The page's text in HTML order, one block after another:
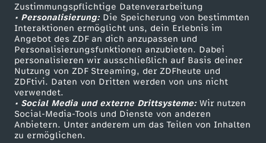
Zustimmungspflichtige Datenverarbeitung
• Personalisierung:Die Speicherung von bestimmten
Interaktionen ermöglicht uns, dein Erlebnis im
Angebot des ZDF an dich anzupassen und
Personalisierungsfunktionen anzubieten. Dabei
personalisieren wir ausschließlich auf Basis deiner
Nutzung von ZDF Streaming, der ZDFheute und
ZDFtivi. Daten von Dritten werden von uns nicht
verwendet.
• Social Media und externe Drittsysteme:Wir nutzen
Social-Media-Tools und Dienste von anderen
Anbietern. Unter anderem um das Teilen von Inhalten
zu ermöglichen.
h
G
e
r
e
Livestreams
Sendungen A-Z
TV-Programm
Zuschauerservice
Hilfe
ZDF Unternehmen
Karriere